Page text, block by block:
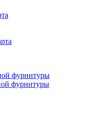
фурнитуры
фурнитуры